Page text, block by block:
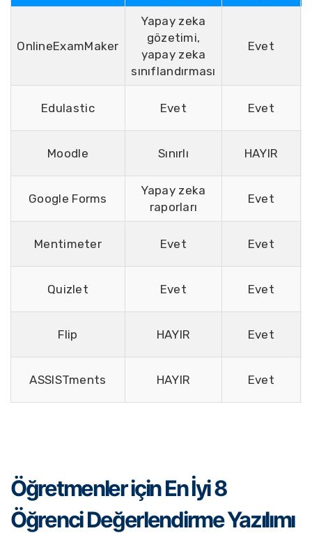
OnlineExamMaker
Yapay zeka
gözetimi,
yapay zeka
sınıflandırması
Evet
Edulastic Evet Evet
Moodle Sınırlı HAYIR
Google Forms
Yapay zeka
raporları
Evet
Mentimeter Evet Evet
Quizlet Evet Evet
Flip HAYIR Evet
ASSISTments HAYIR Evet
Öğretmenler için En İyi 8
Öğrenci Değerlendirme Yazılımı